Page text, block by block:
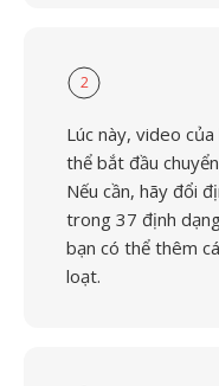
2
Lúc này, video
thể bắt đầu
Nếu cần, hãy đổi
trong 37 định
bạn có thể thêm
loạt.